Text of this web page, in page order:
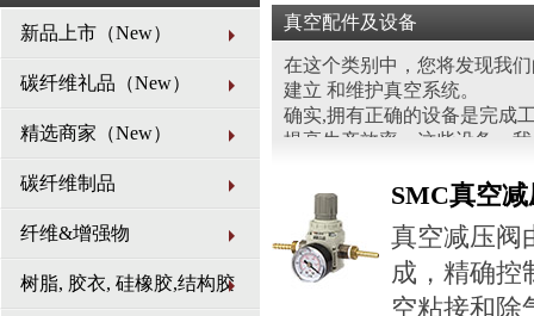
新品上市（New）
碳纤维礼品（New）
精选商家（New）
碳纤维制品
纤维&增强物
树脂, 胶衣, 硅橡胶,结构胶
真空配件及设备
在这个类别中，您将发现我
建立 和维护真空系统。
确实,拥有正确的设备是完成
提高生产效率。这些设备，
如果你正在寻找完整的真空
我们复合材料套装 。
SMC真空
真空减压阀
成，精确控
空粘接和除